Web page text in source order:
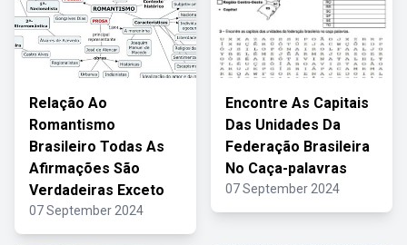
Relação Ao
Romantismo
Brasileiro Todas As
Afirmações São
Verdadeiras Exceto
07 September 2024
Encontre As Capitais
Das Unidades Da
Federação Brasileira
No Caça-palavras
07 September 2024